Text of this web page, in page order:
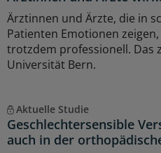
Ärztinnen und Ärzte, die in
Patienten Emotionen
trotzdem professionell. Das
Universität Bern.
Aktuelle Studie
Geschlechtersensible
auch in der